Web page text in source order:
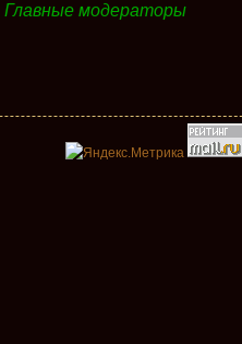
Главные модераторы